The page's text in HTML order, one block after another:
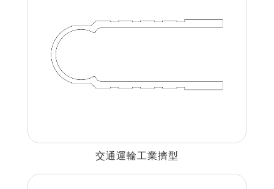
建構模組支架類
衛浴五金鋁擠型
交通運輸工業擠型